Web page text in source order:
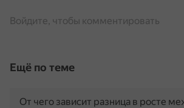
Войдите, чтобы комментировать
Ещё по теме
От чего зависит разница в росте